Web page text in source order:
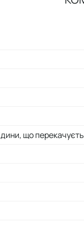
що